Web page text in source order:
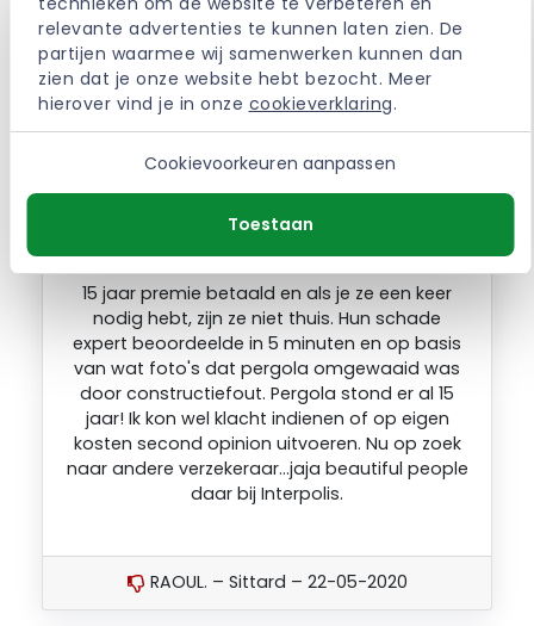
relevante advertenties te kunnen laten zien. De
partijen waarmee wij samenwerken kunnen dan
zien dat je onze website hebt bezocht. Meer
hierover vind je in onze cookieverklaring.
Cookievoorkeuren aanpassen
Toestaan
afgewezen omdat het dak 3 jaar oud zou zijn.
We wonen er 17 jaar en het dak is minstens 13
jaar oud. afgewezen door een leugen dus.
vreselijk bedrijf. Zou het iedereen afraden hier
wat te verzekeren
15 jaar premie betaald en als je ze een keer
nodig hebt, zijn ze niet thuis. Hun schade
expert beoordeelde in 5 minuten en op basis
van wat foto's dat pergola omgewaaid was
door constructiefout. Pergola stond er al 15
jaar! Ik kon wel klacht indienen of op eigen
kosten second opinion uitvoeren. Nu op zoek
naar andere verzekeraar…jaja beautiful people
daar bij Interpolis.
RAOUL. – Sittard – 22-05-2020